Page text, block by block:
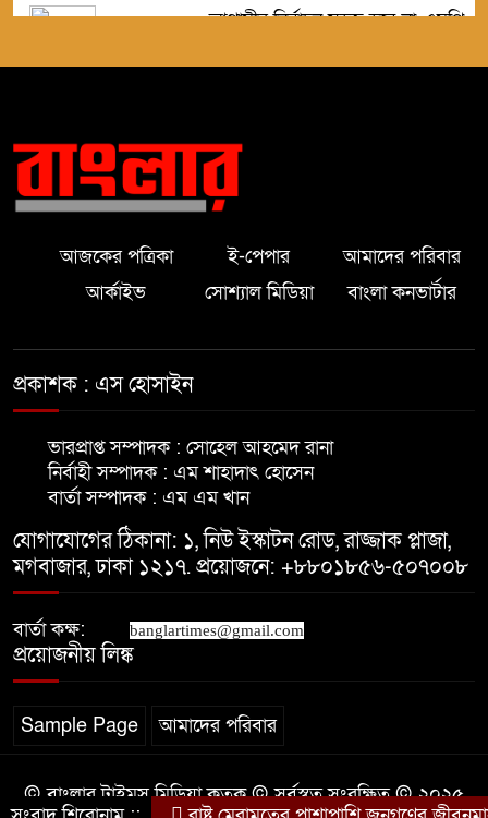
আগামীর নির্বাচন সহজ হবে না-এমপি
সহায়তা প্রদান করলেন এমপি হেলেন
জেরিন
৬
উদ্বোধন অনুষ্ঠিত।
অভিযোগ
৮
প্রচার-প্রচারণা বৃদ্ধির লক্ষে মতবিনিময়
একএকজন এম্বাসেডর মাদারীপুরে-
নৌপ্রতিমন্ত্রী
১০
আজকের পত্রিকা ই-পেপার
আমাদের পরিবার
আর্কাইভ
সোশ্যাল মিডিয়া বাংলা কনভার্টার
প্রকাশক : এস হোসাইন
ভারপ্রাপ্ত সম্পাদক : সোহেল আহমেদ রানা
নির্বাহী সম্পাদক : এম শাহাদাৎ হোসেন
বার্তা সম্পাদক : এম এম খান
যোগাযোগের ঠিকানা: ১, নিউ ইস্কাটন রোড, রাজ্জাক প্লাজা,
মগবাজার, ঢাকা ১২১৭. প্রয়োজনে: +৮৮০১৮৫৬-৫০৭০০৮
বার্তা কক্ষ: banglartimes@gmail.com
প্রয়োজনীয় লিঙ্ক
Sample Page আমাদের পরিবার
© বাংলার টাইমস মিডিয়া কতৃক © সর্বস্বত্ব সংরক্ষিত © ২০২৫